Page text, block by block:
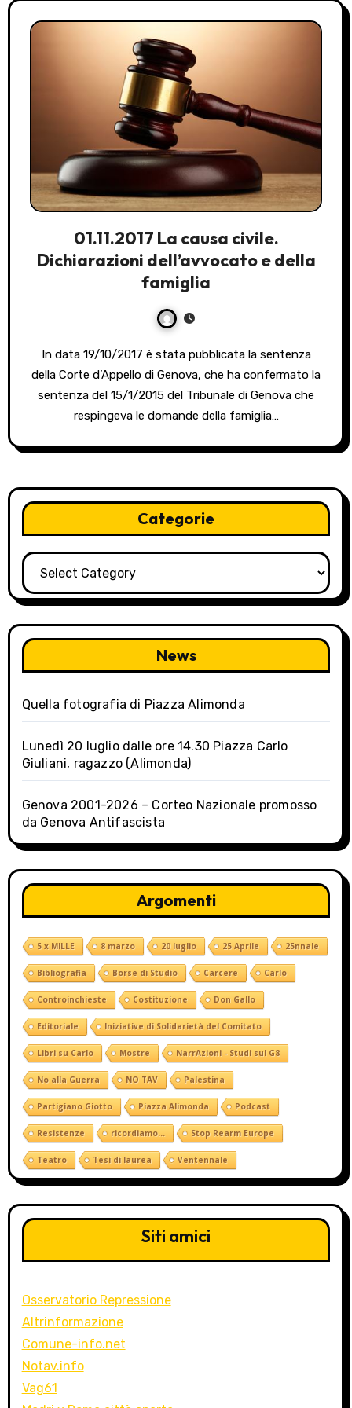
01.11.2017 La causa civile.
Dichiarazioni dell’avvocato e della
famiglia
In data 19/10/2017 è stata pubblicata la sentenza
della Corte d’Appello di Genova, che ha confermato la
sentenza del 15/1/2015 del Tribunale di Genova che
respingeva le domande della famiglia…
Categorie
Categorie
News
Quella fotografia di Piazza Alimonda
Lunedì 20 luglio dalle ore 14.30 Piazza Carlo
Giuliani, ragazzo (Alimonda)
Genova 2001-2026 – Corteo Nazionale promosso
da Genova Antifascista
Argomenti
5 x MILLE 8 marzo 20 luglio 25 Aprile 25nnale
Bibliografia Borse di Studio Carcere Carlo
Controinchieste Costituzione Don Gallo
Editoriale Iniziative di Solidarietà del Comitato
Libri su Carlo Mostre NarrAzioni - Studi sul G8
No alla Guerra NO TAV Palestina
Partigiano Giotto Piazza Alimonda Podcast
Resistenze ricordiamo... Stop Rearm Europe
Teatro Tesi di laurea Ventennale
Siti amici
Osservatorio Repressione
Altrinformazione
Comune-info.net
Notav.info
Vag61